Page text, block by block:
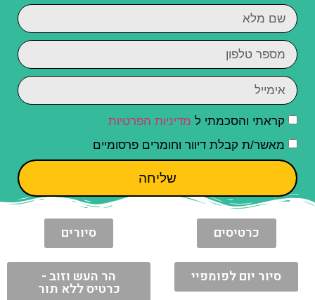
קראתי והסכמתי ל מדיניות הפרטיות
מאשר/ת קבלת דיוור וחומרים פרסומיים
שליחה
כרטיסים סיורים
סיור יום לפומפיי הר העש וזוב -
כרטיס ללא תור